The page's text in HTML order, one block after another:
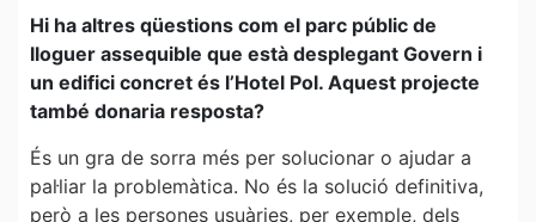
Hi ha altres qüestions com el parc públic de
lloguer assequible que està desplegant Govern i
un edifici concret és l’Hotel Pol. Aquest projecte
també donaria resposta?
És un gra de sorra més per solucionar o ajudar a
pal·liar la problemàtica. No és la solució definitiva,
però a les persones usuàries, per exemple, dels